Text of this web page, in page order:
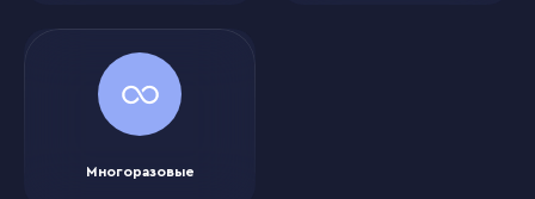
Многоразовые